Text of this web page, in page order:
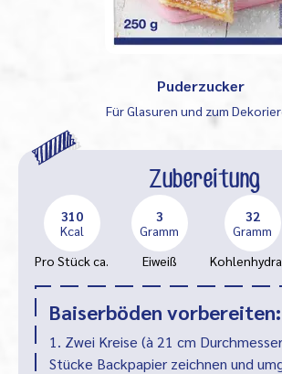
Puderzucker
Für Glasuren und zum
Zubereitung
310
Kcal
Pro Stück ca.
3
Gramm
Eiweiß
32
Gramm
Baiserböden vorbereiten:
1. Zwei Kreise (à 21 cm
Stücke Backpapier zeichnen und